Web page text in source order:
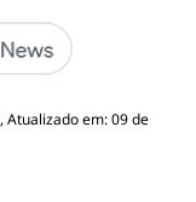
Atualizado em: 09 de